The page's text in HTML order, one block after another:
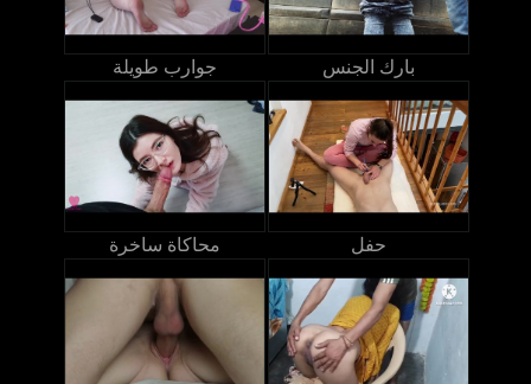
جوارب طويلة بارك الجنس
محاكاة ساخرة حفل